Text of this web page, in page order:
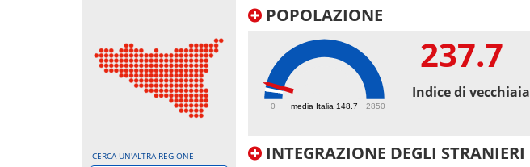
CERCA UN'ALTRA REGIONE
POPOLAZIONE
media Italia 148.7
0 2850
237.7
Indice di vecchiaia
INTEGRAZIONE DEGLI STRANIERI